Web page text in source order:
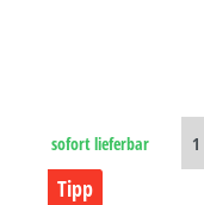
sofort lieferbar
Tipp